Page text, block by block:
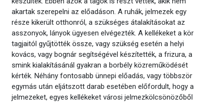
akartak szerepelni az előadáson. A ruhák, jelmezek egy
része kikerült otthonról, a szükséges átalakításokat az
asszonyok, lányok ügyesen elvégezték. A kellékeket a kör
tagjaitól gyűjtötték össze, vagy szükség esetén a helyi
kovács, vagy bognár segítségével készítették, a frizura, a
smink kialakításánál gyakran a borbély közreműködését
kérték. Néhány fontosabb ünnepi előadás, vagy többször
egymás után eljátszott darab esetében előfordult, hogy a
jelmezeket, egyes kellékeket városi jelmezkölcsönözőből